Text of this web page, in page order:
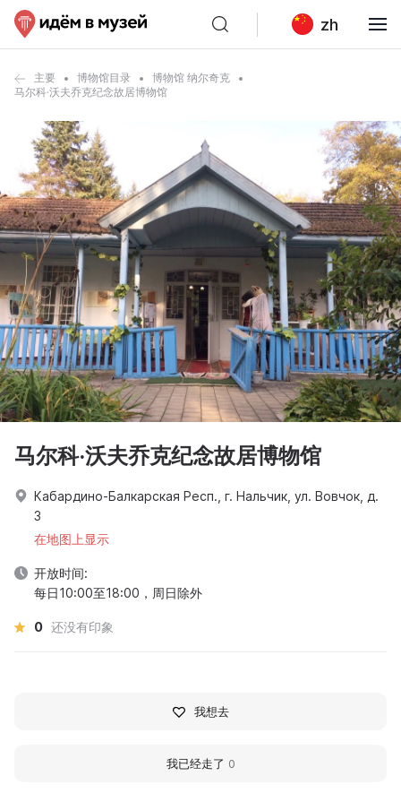
zh
主要 博物馆目录
博物馆 纳尔奇克
马尔科·沃夫乔克纪念故居博物馆
马尔科·沃夫乔克纪念故居博物馆
Кабардино-Балкарская Респ., г. Нальчик, ул. Вовчок, д.
3
在地图上显示
开放时间:
每日10:00至18:00，周日除外
0 还没有印象
我想去
我已经走了 0